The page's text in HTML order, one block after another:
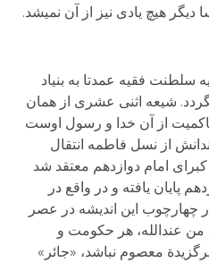
هیچ یادی نیز از آن نمی­شد.
سلطنت فقیه عمدتا به بنیاد
شیعه اثنی عشری از همان
از آن خدا و رسول اوست
از نسل فاطمه انتقال
امام دوازدهم معتقد شد
پایان یافته و در واقع در
چهارچوب این اندیشه در عصر
عندالله، هر حکومت و
معصوم نباشد، «جائر»